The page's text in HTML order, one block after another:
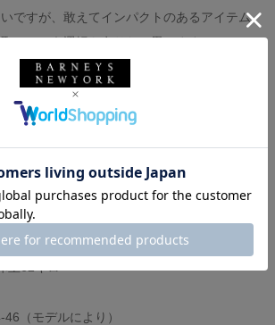
ですが、敢えてインパクトのあるアイテム
るという選択も有りだと思います。
せ。
用サイズ M）
用サイズ S）
イズ 27）
（モデルにより）